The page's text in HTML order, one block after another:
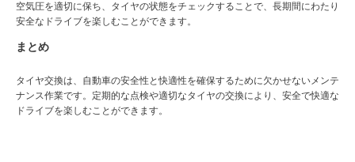
空気圧を適切に保ち、タイヤの状態をチェックすることで、長期間にわたり
安全なドライブを楽しむことができます。
まとめ
タイヤ交換は、自動車の安全性と快適性を確保するために欠かせないメンテ
ナンス作業です。定期的な点検や適切なタイヤの交換により、安全で快適な
ドライブを楽しむことができます。